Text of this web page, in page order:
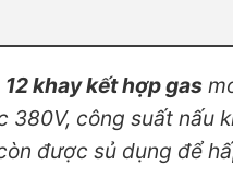
khay kết hợp gas
380V, công suất nấu
được sủ dụng để